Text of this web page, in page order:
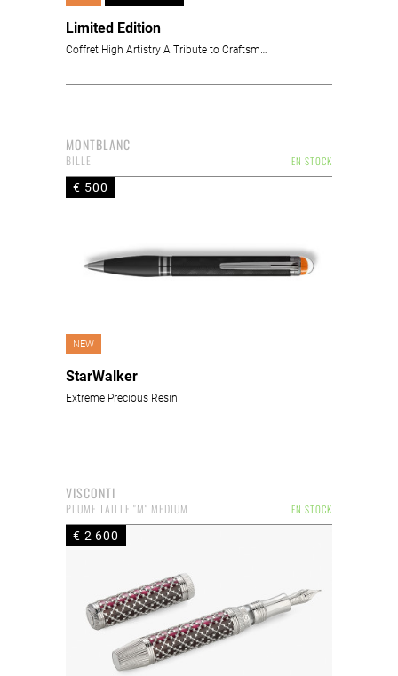
Limited Edition
Coffret High Artistry A Tribute to Craftsmanship Édition Limitée 1994
MONTBLANC
EN STOCK
BILLE
€ 500
NEW
StarWalker
Extreme Precious Resin
VISCONTI
EN STOCK
PLUME TAILLE "M" MEDIUM
€ 2 600